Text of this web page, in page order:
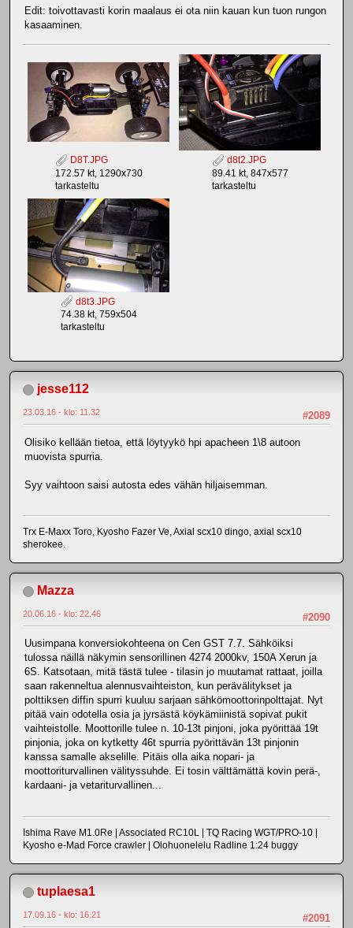
Edit: toivottavasti korin maalaus ei ota niin kauan kun tuon rungon
kasaaminen.
D8T.JPG
172.57 kt, 1290x730
tarkasteltu
d8t2.JPG
89.41 kt, 847x577
tarkasteltu
d8t3.JPG
74.38 kt, 759x504
tarkasteltu
jesse112
#2089
23.03.16 - klo: 11.32
Olisiko kellään tietoa, että löytyykö hpi apacheen 1\8 autoon
muovista spurria.
Syy vaihtoon saisi autosta edes vähän hiljaisemman.
Trx E-Maxx Toro, Kyosho Fazer Ve, Axial scx10 dingo, axial scx10
sherokee.
Mazza
#2090
20.06.16 - klo: 22.46
Uusimpana konversiokohteena on Cen GST 7.7. Sähköiksi
tulossa näillä näkymin sensorillinen 4274 2000kv, 150A Xerun ja
6S. Katsotaan, mitä tästä tulee - tilasin jo muutamat rattaat, joilla
saan rakenneltua alennusvaihteiston, kun perävälitykset ja
polttiksen diffin spurri kuuluu sarjaan sähkömoottorinpolttajat. Nyt
pitää vain odotella osia ja jyrsästä köykämiinistä sopivat pukit
vaihteistolle. Moottorille tulee n. 10-13t pinjoni, joka pyörittää 19t
pinjonia, joka on kytketty 46t spurria pyörittävän 13t pinjonin
kanssa samalle akselille. Pitäis olla aika nopari- ja
moottoriturvallinen välityssuhde. Ei tosin välttämättä kovin perä-,
kardaani- ja vetariturvallinen...
Ishima Rave M1.0Re | Associated RC10L | TQ Racing WGT/PRO-10 |
Kyosho e-Mad Force crawler | Olohuonelelu Radline 1:24 buggy
tuplaesa1
#2091
17.09.16 - klo: 16.21